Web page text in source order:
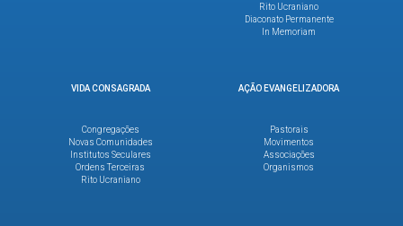
Rito Ucraniano
Diaconato Permanente
In Memoriam
VIDA CONSAGRADA
Congregações
Novas Comunidades
Institutos Seculares
Ordens Terceiras
Rito Ucraniano
AÇÃO EVANGELIZADORA
Pastorais
Movimentos
Associações
Organismos